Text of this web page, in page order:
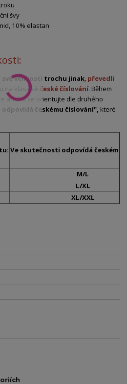
švy
10% elastan
své velikosti trochu jinak, převedli
na klasické české číslování. Během
anebo se orientujte dle druhého
českému číslování", které
Ve skutečnosti odpovídá českému
M/L
L/XL
XL/XXL